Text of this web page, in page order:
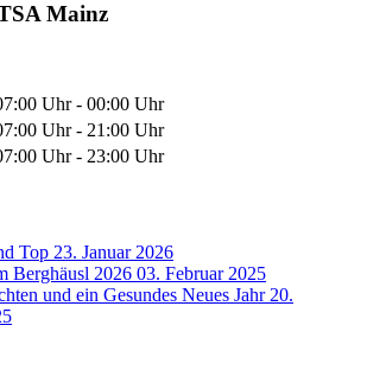
Mainz
Uhr - 00:00 Uhr
Uhr - 21:00 Uhr
Uhr - 23:00 Uhr
Top 23. Januar 2026
Berghäusl 2026 03. Februar 2025
und ein Gesundes Neues Jahr 20.